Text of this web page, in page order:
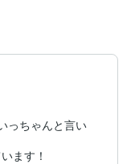
っちゃんと言い
ます！